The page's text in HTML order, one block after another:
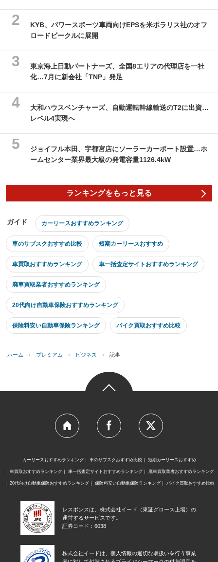
KYB、パワースポーツ車両向けEPSを米ポラリス社のオフ
ロードビークルに展開
東京海上日動パートナーズ、全国8エリアの代理店を一社
化…7月に新会社「TNP」発足
大和ハウスベンチャーズ、自動運転幹線輸送のT2に出資…
レベル4実現へ
ジョイフル本田、宇都宮店にソーラーカーポート設置…ホ
ームセンター業界最大級の発電容量1126.4kW
ランキングをもっと見る
ガイド カーリースおすすめランキング
車のサブスクおすすめ比較 短期カーリースおすすめ
車買取おすすめランキング 車一括査定サイトおすすめランキング
廃車買取業者おすすめランキング
20代向け自動車保険おすすめランキング
保険料安い自動車保険ランキング バイク買取おすすめ比較
ホーム › プレミアム › ビジネス › 記事
カーリースおすすめランキング 車のサブスクおすすめ比較 短期カーリースおすすめ
車買取おすすめランキング 車一括査定サイトおすすめランキング 廃車買取業者おすすめランキング
20代向け自動車保険おすすめランキング 保険料安い自動車保険ランキング バイク買取おすすめ比較
レスポンスは、株式会社イード（東証グロース上場）の
運営するサービスです。
証券コード：6038
株式会社イードは、個人情報の適切な取扱いを行う事業